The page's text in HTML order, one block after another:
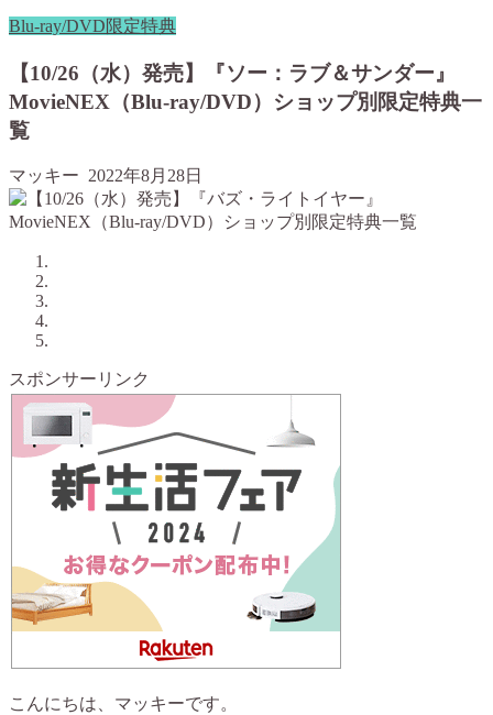
Blu-ray/DVD限定特典
【10/26（水）発売】『ソー：ラブ＆サンダー』
MovieNEX（Blu-ray/DVD）ショップ別限定特典一
覧
マッキー 2022年8月28日
スポンサーリンク
こんにちは、マッキーです。